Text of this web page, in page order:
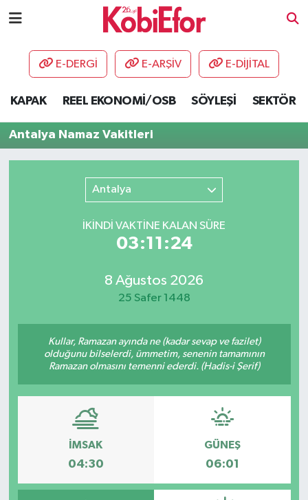
E-DERGİ E-ARŞİV E-DİJİTAL
KAPAK REEL EKONOMİ/OSB SÖYLEŞİ SEKTÖR
Antalya Namaz Vakitleri
Antalya
İKINDI VAKTİNE KALAN SÜRE
03:11:24
8 Ağustos 2026
25 Safer 1448
Kullar, Ramazan ayında ne (kadar sevap ve fazilet)
olduğunu bilselerdi, ümmetim, senenin tamamının
Ramazan olmasını temenni ederdi. (Hadis-i Şerif)
İMSAK
04:30
GÜNEŞ
06:01
AKADEMİ
DESTEK-TEŞVİK
HABERLER
ŞİRKET PANO